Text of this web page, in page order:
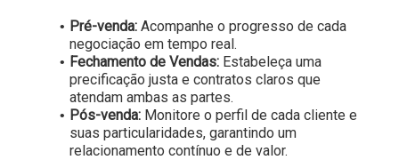
Pré-venda:Acompanhe o progresso de cada
negociação em tempo real.
Fechamento de Vendas:Estabeleça uma
precificação justa e contratos claros que
atendam ambas as partes.
Pós-venda:Monitore o perfil de cada cliente e
suas particularidades, garantindo um
relacionamento contínuo e de valor.